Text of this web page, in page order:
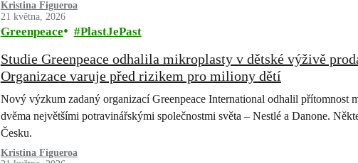
Kristina Figueroa
21 května, 2026
Greenpeace PlastJePast
Studie Greenpeace odhalila mikroplasty v dětské výživě
Organizace varuje před rizikem pro miliony dětí
Nový výzkum zadaný organizací Greenpeace International odhalil přítomnost
dvěma největšími potravinářskými společnostmi světa – Nestlé a Danone.
Česku.
Kristina Figueroa